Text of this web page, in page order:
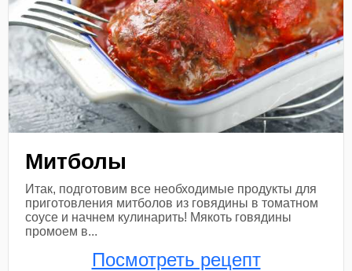
Митболы
Итак, подготовим все необходимые продукты для
приготовления митболов из говядины в томатном
соусе и начнем кулинарить! Мякоть говядины
промоем в...
Посмотреть рецепт